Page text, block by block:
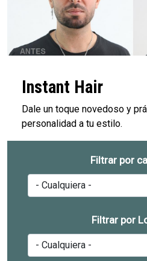
Instant Hair
Dale un toque novedoso y
personalidad a tu estilo.
Filtrar por
Filtrar por